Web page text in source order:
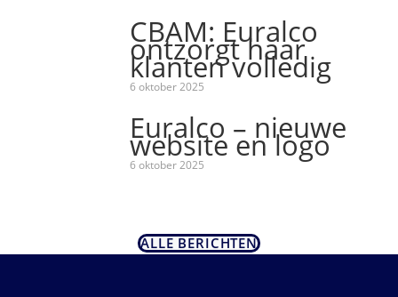
CBAM: Euralco
ontzorgt haar
klanten volledig
6 oktober 2025
Euralco – nieuwe
website en logo
6 oktober 2025
ALLE BERICHTEN